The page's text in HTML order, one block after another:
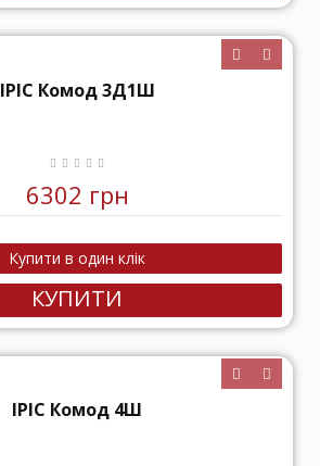
ІРІС Комод 3Д1Ш
6302 грн
КУПИТИ
ІРІС Комод 4Ш